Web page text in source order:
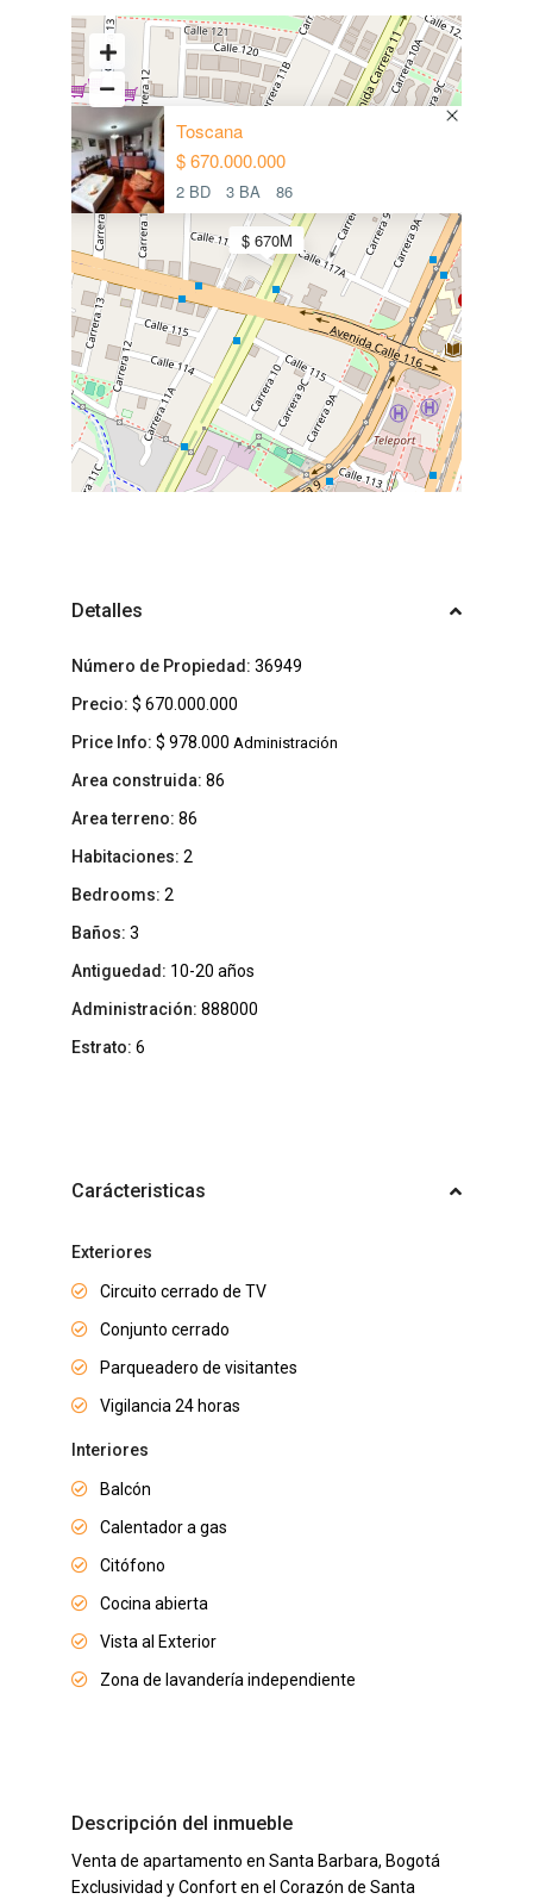
$ 670M
Toscana
$ 670.000.000
2 BD 3 BA 86
Detalles
Número de Propiedad: 36949
Precio: $ 670.000.000
Price Info: $ 978.000 Administración
Area construida: 86
Area terreno: 86
Habitaciones: 2
Bedrooms: 2
Baños: 3
Antiguedad: 10-20 años
Administración: 888000
Estrato: 6
Carácteristicas
Exteriores
Circuito cerrado de TV
Conjunto cerrado
Parqueadero de visitantes
Vigilancia 24 horas
Interiores
Balcón
Calentador a gas
Citófono
Cocina abierta
Vista al Exterior
Zona de lavandería independiente
Descripción del inmueble
Venta de apartamento en Santa Barbara, Bogotá
Exclusividad y Confort en el Corazón de Santa